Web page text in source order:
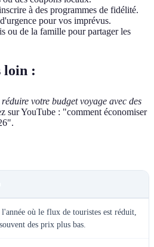
à des programmes de fidélité.
pour vos imprévus.
ou de la famille pour partager les
loin :
votre budget voyage avec des
sur YouTube : "comment économiser
l'année où le flux de touristes est réduit,
des prix plus bas.